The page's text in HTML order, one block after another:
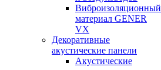
Виброизоляционный
материал GENER
VX
Декоративные
акустические панели
Акустические